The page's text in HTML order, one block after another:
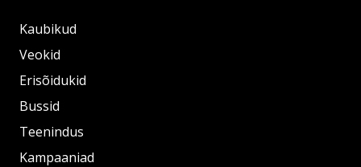
Kaubikud
Veokid
Erisõidukid
Bussid
Teenindus
Kampaaniad